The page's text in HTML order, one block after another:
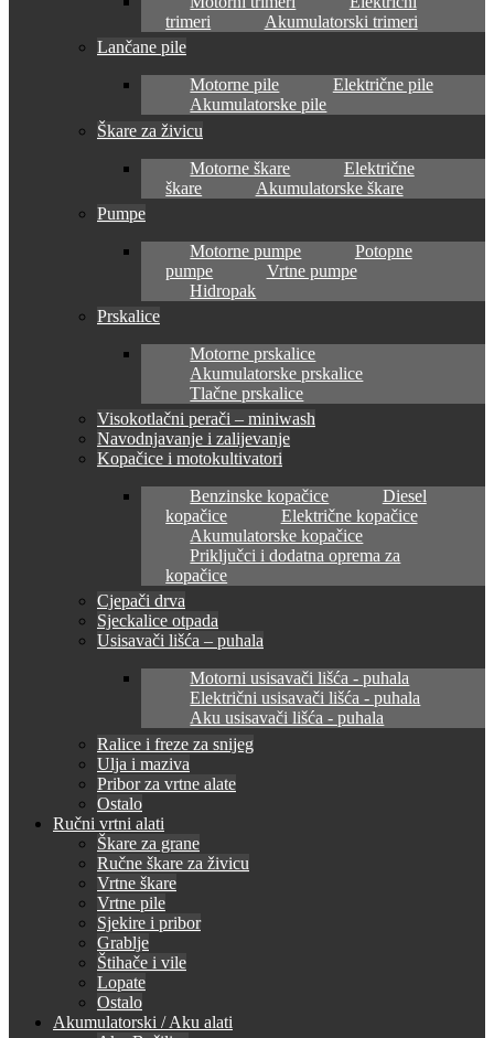
trimeri
Akumulatorski trimeri
Lančane pile
Motorne pile
Električne pile
Akumulatorske pile
Škare za živicu
Motorne škare
Električne
škare
Akumulatorske škare
Pumpe
Motorne pumpe
Potopne
pumpe
Vrtne pumpe
Hidropak
Prskalice
Motorne prskalice
Akumulatorske prskalice
Tlačne prskalice
Visokotlačni perači – miniwash
Navodnjavanje i zalijevanje
Kopačice i motokultivatori
Benzinske kopačice
Diesel
kopačice
Električne kopačice
Akumulatorske kopačice
Priključci i dodatna oprema za
kopačice
Cjepači drva
Sjeckalice otpada
Usisavači lišća – puhala
Motorni usisavači lišća - puhala
Električni usisavači lišća - puhala
Aku usisavači lišća - puhala
Ralice i freze za snijeg
Ulja i maziva
Pribor za vrtne alate
Ostalo
Ručni vrtni alati
Škare za grane
Ručne škare za živicu
Vrtne škare
Vrtne pile
Sjekire i pribor
Grablje
Štihače i vile
Lopate
Ostalo
Akumulatorski / Aku alati